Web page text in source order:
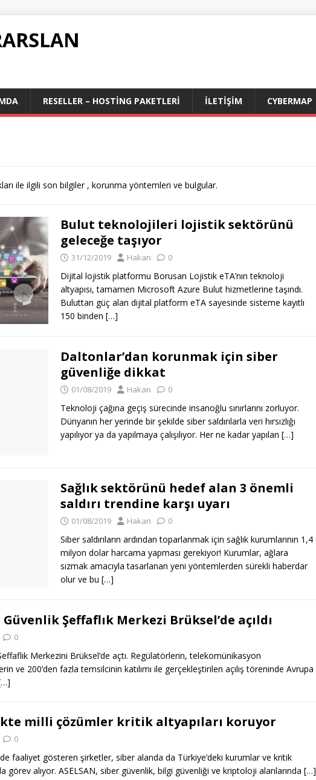
RESELLER – HOSTING PAKETLERI İLETIŞIM CYBERMAP
ile ilgili son bilgiler , korunma yöntemleri ve bulgular.
Bulut teknolojileri lojistik sektörünü
geleceğe taşıyor
31/12/2019 Hakan 0
Dijital lojistik platformu Borusan Lojistik eTA’nın teknoloji
altyapısı, tamamen Microsoft Azure Bulut hizmetlerine taşındı.
Buluttan güç alan dijital platform eTA sayesinde sisteme kayıtlı
150 binden […]
Daltonlar’dan korunmak için siber
güvenliğe dikkat
01/08/2019 Hakan 0
Teknoloji çağına geçiş sürecinde insanoğlu sınırlarını zorluyor.
Dünyanın her yerinde bir şekilde siber saldırılarla veri hırsızlığı
yapılıyor ya da yapılmaya çalışılıyor. Her ne kadar yapılan […]
Sağlık sektörünü hedef alan 3 önemli
saldırı trendine karşı uyarı
01/08/2019 Hakan 0
Siber saldırıların ardından toparlanmak için sağlık kurumlarının 1,4
milyon dolar harcama yapması gerekiyor! Kurumlar, ağlara
sızmak amacıyla tasarlanan yeni yöntemlerden sürekli haberdar
olur ve bu […]
Şeffaflık Merkezi Brüksel’de açıldı
0
Merkezini Brüksel’de açtı. Regülatörlerin, telekomünikasyon
ve 200’den fazla temsilcinin katılımı ile gerçekleştirilen açılış töreninde Avrupa
milli çözümler kritik altyapıları koruyor
0
faaliyet gösteren şirketler, siber alanda da Türkiye’deki kurumlar ve kritik
görev alıyor. ASELSAN, siber güvenlik, bilgi güvenliği ve kriptoloji alanlarında […]